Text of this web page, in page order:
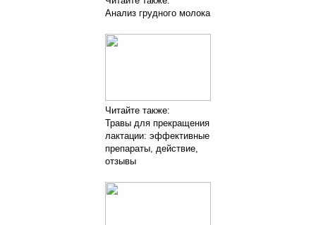
Анализ грудного молока
Читайте также:
Травы для прекращения
лактации: эффективные
препараты, действие,
отзывы